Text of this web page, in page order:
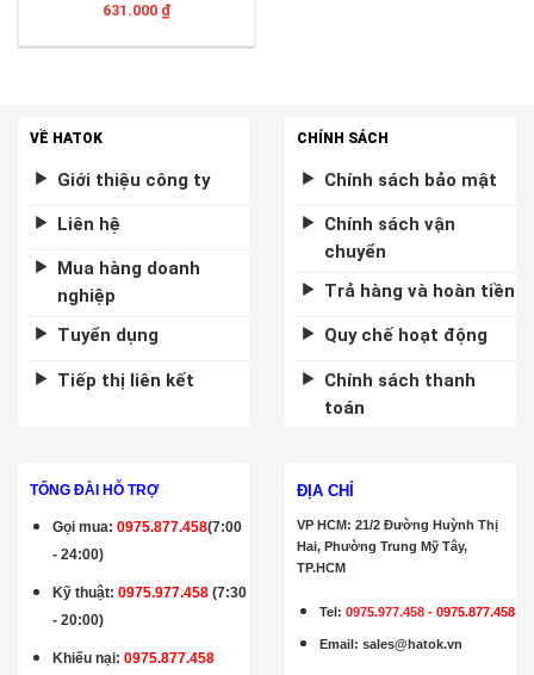
631.000 ₫
VỀ HATOK
Giới thiệu công ty
Liên hệ
Mua hàng doanh
nghiệp
Tuyển dụng
Tiếp thị liên kết
CHÍNH SÁCH
Chính sách bảo mật
Chính sách vận
chuyển
Trả hàng và hoàn tiền
Quy chế hoạt động
Chính sách thanh
toán
TỔNG ĐÀI HỖ TRỢ
Gọi mua:0975.877.458(7:00
- 24:00)
Kỹ thuật:0975.977.458 (7:30
- 20:00)
Khiếu nại: 0975.877.458
ĐỊA CHỈ
VP HCM: 21/2 Đường Huỳnh Thị
Hai, Phường Trung Mỹ Tây,
TP.HCM
Tel:0975.977.458 -0975.877.458
Email :sales@hatok.vn